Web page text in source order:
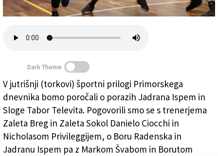
Založnik
Športna priloga: jutri v časopisu ...
Dark Theme
V jutrišnji (torkovi) športni prilogi Primorskega
dnevnika bomo poročali o porazih Jadrana Ispem in
Sloge Tabor Televita. Pogovorili smo se s trenerjema
Zaleta Breg in Zaleta Sokol Danielo Ciocchi in
Nicholasom Privileggijem, o Boru Radenska in
Jadranu Ispem pa z Markom Švabom in Borutom